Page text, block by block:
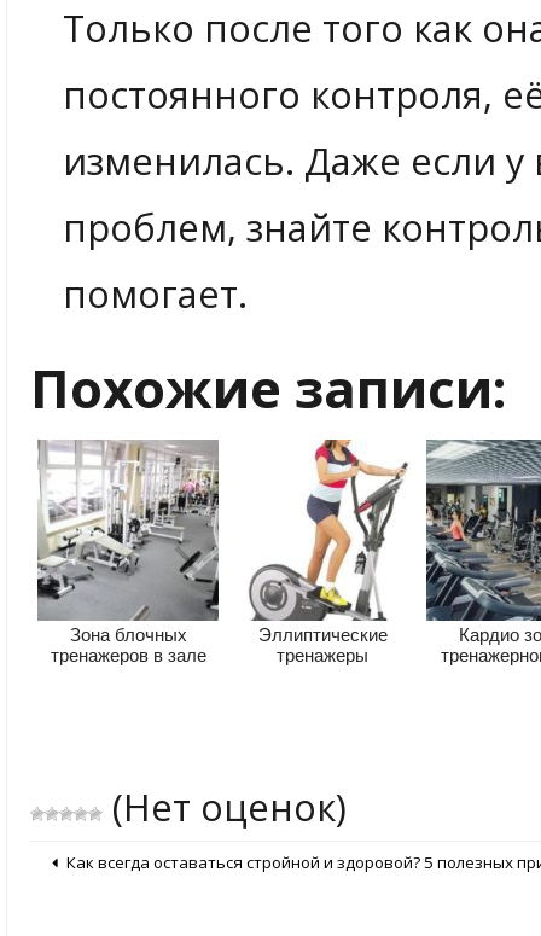
Только после того как
постоянного контроля,
изменилась. Даже если
проблем, знайте
помогает.
Похожие записи:
Зона блочных
тренажеров в зале
Эллиптические
тренажеры
Кардио
(Нет оценок)
Как всегда оставаться стройной и здоровой? 5 полезных